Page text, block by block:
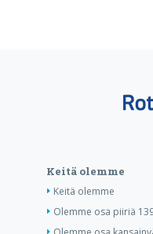
Keitä olemme
Keitä olemme
Olemme osa piiriä